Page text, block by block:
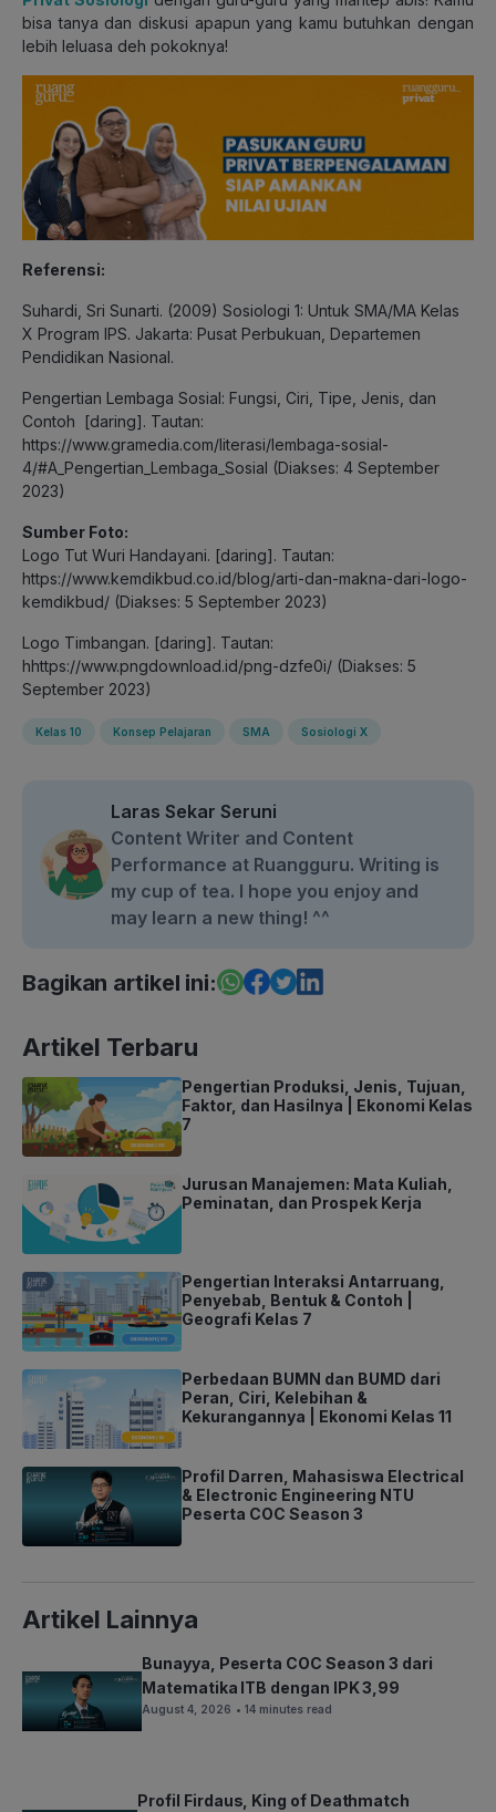
bisa tanya dan diskusi apapun yang kamu butuhkan dengan
lebih leluasa deh pokoknya!
Referensi:
Suhardi, Sri Sunarti. (2009) Sosiologi 1: Untuk SMA/MA Kelas
X Program IPS. Jakarta: Pusat Perbukuan, Departemen
Pendidikan Nasional.
Pengertian Lembaga Sosial: Fungsi, Ciri, Tipe, Jenis, dan
Contoh [daring]. Tautan:
https://www.gramedia.com/literasi/lembaga-sosial-
4/#A_Pengertian_Lembaga_Sosial (Diakses: 4 September
2023)
Sumber Foto:
Logo Tut Wuri Handayani. [daring]. Tautan:
https://www.kemdikbud.co.id/blog/arti-dan-makna-dari-logo-
kemdikbud/ (Diakses: 5 September 2023)
Logo Timbangan. [daring]. Tautan:
hhttps://www.pngdownload.id/png-dzfe0i/ (Diakses: 5
September 2023)
Kelas 10 Konsep Pelajaran SMA Sosiologi X
Laras Sekar Seruni
Content Writer and Content
Performance at Ruangguru. Writing is
my cup of tea. I hope you enjoy and
may learn a new thing! ^^
Bagikan artikel ini:
Artikel Terbaru
Pengertian Produksi, Jenis, Tujuan,
Faktor, dan Hasilnya | Ekonomi Kelas
7
Jurusan Manajemen: Mata Kuliah,
Peminatan, dan Prospek Kerja
Pengertian Interaksi Antarruang,
Penyebab, Bentuk & Contoh |
Geografi Kelas 7
Perbedaan BUMN dan BUMD dari
Peran, Ciri, Kelebihan &
Kekurangannya | Ekonomi Kelas 11
Profil Darren, Mahasiswa Electrical
& Electronic Engineering NTU
Peserta COC Season 3
Artikel Lainnya
Bunayya, Peserta COC Season 3 dari
Matematika ITB dengan IPK 3,99
August 4, 2026 • 14 minutes read
Profil Firdaus, King of Deathmatch